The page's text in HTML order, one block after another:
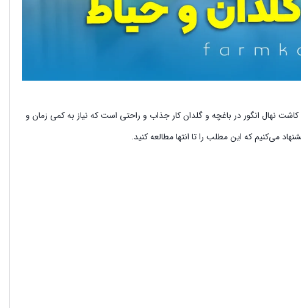
نهال انگور در باغچه و گلدان کار جذاب و راحتی است که نیاز به کمی زمان و
می‌کنیم که این مطلب را تا انتها مطالعه کنید.